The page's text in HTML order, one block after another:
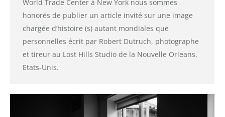
World Trade Center à New York nous sommes
honorés de publier un article invité sur une image
chargée d’histoire (s) autant mondiales que
personnelles écrit par Robert Dutruch, photographe
et tireur au Lost Hills Studio de la Nouvelle Orleans,
Etats-Unis.